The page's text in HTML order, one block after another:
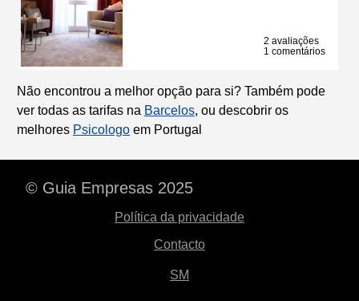
2 avaliações
1 comentários
Não encontrou a melhor opção para si? Também pode
ver todas as tarifas na Barcelos, ou descobrir os
melhores Psicologo em Portugal
© Guia Empresas 2025
Política da privacidade
Contacto
SM